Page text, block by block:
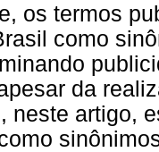
os termos
como
da
neste artigo,